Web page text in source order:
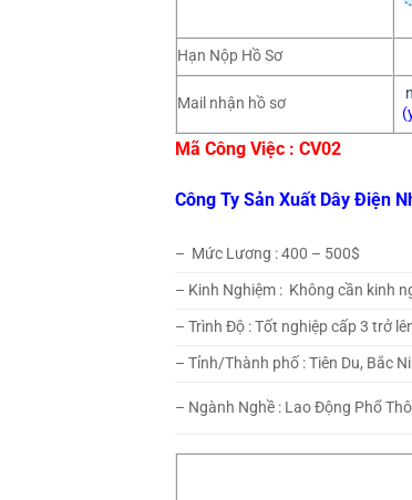
Hạn Nộp Hồ Sơ
Mail nhận hồ sơ
Mã Công Việc : CV02
Công Ty Sản Xuất Dây Điện
– Mức Lương : 400 – 500$
– Kinh Nghiệm : Không cần kinh
– Trình Độ : Tốt nghiệp cấp 3 trở
– Tỉnh/Thành phố : Tiên Du, Bắc
– Ngành Nghề : Lao Động Phổ